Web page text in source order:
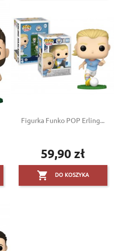
Figurka Funko POP Erling...
Cena
59,90 zł
 DO KOSZYKA